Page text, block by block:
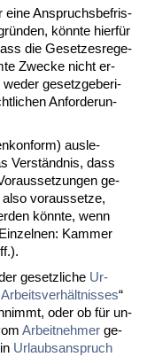
ei­ne An­spruchs­be­fris­
könn­te hierfür
die Ge­set­zes­re­ge­
Zwe­cke nicht er­
we­der ge­setz­ge­be­ri­
An­for­de­run­
aus­le­
Verständ­nis, dass
ge­
al­so vor­aus­set­ze,
könn­te, wenn
Kam­mer
ge­setz­li­che Ur­
Ar­beits­verhält­nis­ses“
oder ob für un­
Ar­beit­neh­mer ge­
Ur­laubs­an­spruch